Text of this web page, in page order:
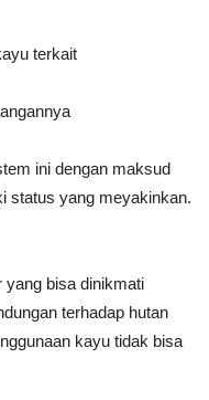
terkait
ini dengan maksud
status yang meyakinkan.
yang bisa dinikmati
terhadap hutan
kayu tidak bisa